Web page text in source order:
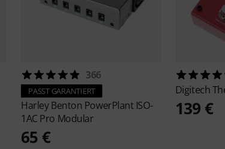
366
PASST GARANTIERT
Harley Benton PowerPlant ISO-
1AC Pro Modular
65 €
Digitech
139 €